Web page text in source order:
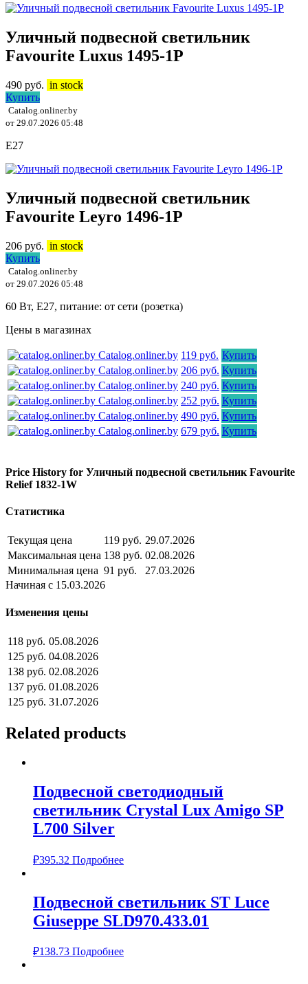
Уличный подвесной светильник
Favourite Luxus 1495-1P
490 руб. in stock
Купить
Catalog.onliner.by
от 29.07.2026 05:48
E27
Уличный подвесной светильник
Favourite Leyro 1496-1P
206 руб. in stock
Купить
Catalog.onliner.by
от 29.07.2026 05:48
60 Вт, E27, питание: от сети (розетка)
Цены в магазинах
Catalog.onliner.by 119 руб. Купить
Catalog.onliner.by 206 руб. Купить
Catalog.onliner.by 240 руб. Купить
Catalog.onliner.by 252 руб. Купить
Catalog.onliner.by 490 руб. Купить
Catalog.onliner.by 679 руб. Купить
Price History for Уличный подвесной светильник Favourite
Relief 1832-1W
Статистика
Текущая цена 119 руб. 29.07.2026
Максимальная цена 138 руб. 02.08.2026
Минимальная цена 91 руб.
27.03.2026
Начиная с 15.03.2026
Изменения цены
118 руб. 05.08.2026
125 руб. 04.08.2026
138 руб. 02.08.2026
137 руб. 01.08.2026
125 руб. 31.07.2026
Related products
Подвесной светодиодный
светильник Crystal Lux Amigo SP
L700 Silver
₽395.32 Подробнее
Подвесной светильник ST Luce
Giuseppe SLD970.433.01
₽138.73 Подробнее